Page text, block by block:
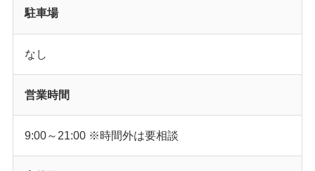
駐車場
なし
営業時間
9:00～21:00 ※時間外は要相談